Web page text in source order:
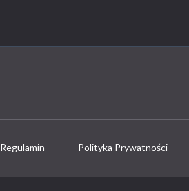
Regulamin Polityka Prywatności